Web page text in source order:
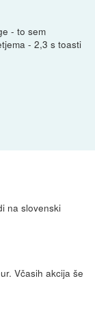
- to sem
- 2,3 s toasti
na slovenski
Včasih akcija še